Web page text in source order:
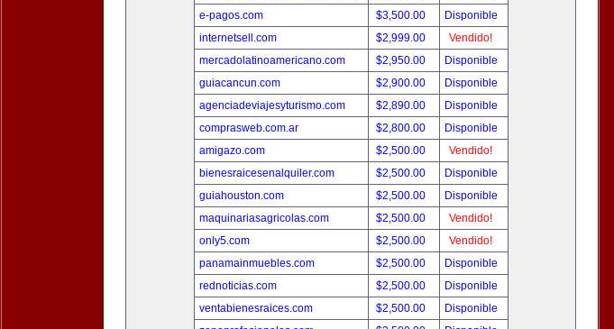
e-pagos.com
$3,500.00
Disponible
internetsell.com
$2,999.00
Vendido!
mercadolatinoamericano.com
$2,950.00
Disponible
guiacancun.com
$2,900.00
Disponible
agenciadeviajesyturismo.com
$2,890.00
Disponible
comprasweb.com.ar
$2,800.00
Disponible
amigazo.com
$2,500.00
Vendido!
bienesraicesenalquiler.com
$2,500.00
Disponible
guiahouston.com
$2,500.00
Disponible
maquinariasagricolas.com
$2,500.00
Vendido!
only5.com
$2,500.00
Vendido!
panamainmuebles.com
$2,500.00
Disponible
rednoticias.com
$2,500.00
Disponible
ventabienesraices.com
$2,500.00
Disponible